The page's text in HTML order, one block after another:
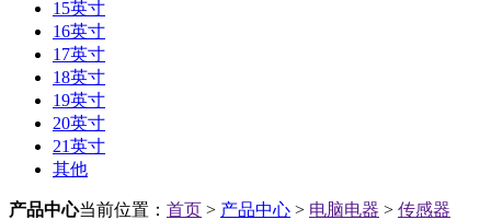
15英寸
16英寸
17英寸
18英寸
19英寸
20英寸
21英寸
其他
产品中心当前位置： 首页 > 产品中心 > 电脑电器 > 传感器